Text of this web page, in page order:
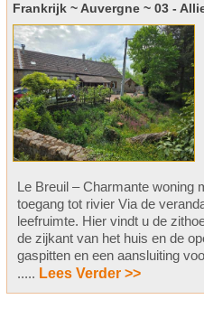
Frankrijk ~ Auvergne ~ 03 -
Le Breuil – Charmante woning
toegang tot rivier Via de
leefruimte. Hier vindt u de
de zijkant van het huis en de
gaspitten en een aansluiting
..... Lees Verder >>